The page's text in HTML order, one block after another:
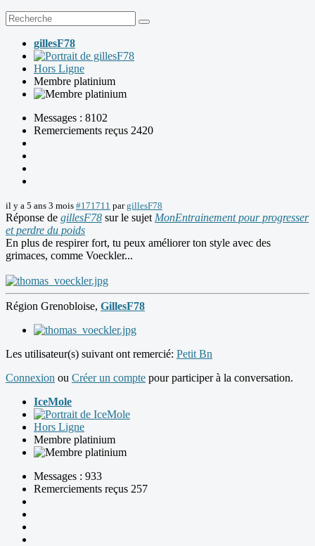
gillesF78
Hors Ligne
Membre platinium
Messages : 8102
Remerciements reçus 2420
il y a 5 ans 3 mois #171711 pargillesF78
Réponse de gillesF78 sur le sujet MonEntrainement pour progresser
et perdre du poids
En plus de respirer fort, tu peux améliorer ton style avec des
grimaces, comme Voeckler...
Région Grenobloise, GillesF78
Les utilisateur(s) suivant ont remercié: Petit Bn
Connexion ou Créer un compte pour participer à la conversation.
IceMole
Hors Ligne
Membre platinium
Messages : 933
Remerciements reçus 257